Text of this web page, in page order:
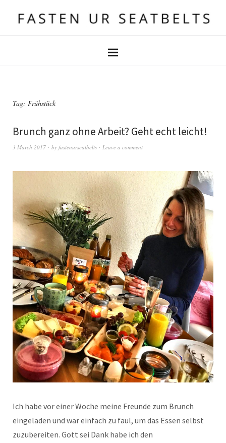
Tag: Frühstück
Brunch ganz ohne Arbeit? Geht echt leicht!
3 March 2017 by fastenurseatbelts Leave a comment
Ich habe vor einer Woche meine Freunde zum Brunch
eingeladen und war einfach zu faul, um das Essen selbst
zuzubereiten. Gott sei Dank habe ich den